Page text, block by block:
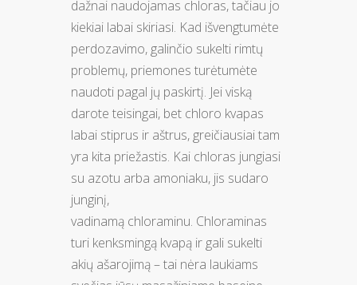
dažnai naudojamas chloras, tačiau jo
kiekiai labai skiriasi. Kad išvengtumėte
perdozavimo, galinčio sukelti rimtų
problemų, priemones turėtumėte
naudoti pagal jų paskirtį. Jei viską
darote teisingai, bet chloro kvapas
labai stiprus ir aštrus, greičiausiai tam
yra kita priežastis. Kai chloras jungiasi
su azotu arba amoniaku, jis sudaro
junginį,
vadinamą chloraminu. Chloraminas
turi kenksmingą kvapą ir gali sukelti
akių ašarojimą – tai nėra laukiams